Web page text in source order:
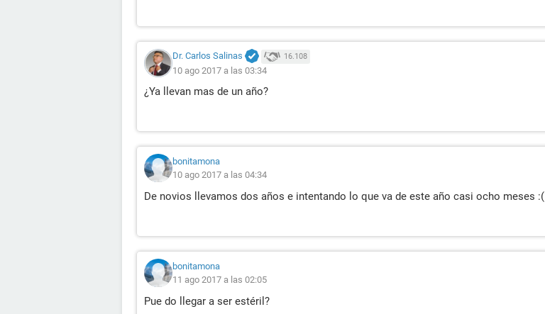
Dr. Carlos Salinas 16.108
10 ago 2017 a las 03:34
¿Ya llevan mas de un año?
bonitamona
10 ago 2017 a las 04:34
De novios llevamos dos años e intentando lo que va de este año casi ocho meses :(
bonitamona
11 ago 2017 a las 02:05
Pue do llegar a ser estéril?